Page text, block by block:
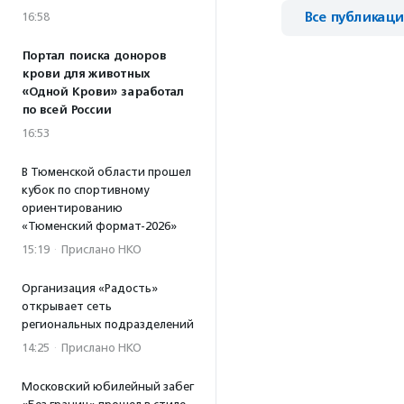
16:58
Портал поиска доноров
крови для животных
«Одной Крови» заработал
по всей России
16:53
В Тюменской области прошел
кубок по спортивному
ориентированию
«Тюменский формат-2026»
15:19 · Прислано НКО
Организация «Радость»
открывает сеть
региональных подразделений
14:25 · Прислано НКО
Московский юбилейный забег
Все